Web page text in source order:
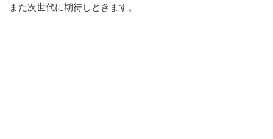
また次世代に期待しときます。